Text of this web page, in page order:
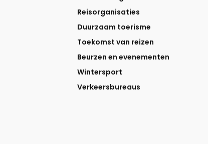
Reisorganisaties
Duurzaam toerisme
Toekomst van reizen
Beurzen en evenementen
Wintersport
Verkeersbureaus